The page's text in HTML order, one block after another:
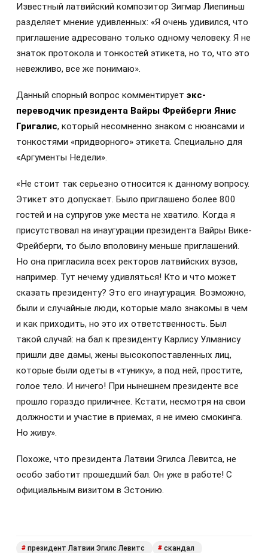
Известный латвийский композитор Зигмар Лиепиньш
разделяет мнение удивленных: «Я очень удивился, что
приглашение адресовано только одному человеку. Я не
знаток протокола и тонкостей этикета, но то, что это
невежливо, все же понимаю».
Данный спорный вопрос комментирует экс-
переводчик президента Вайры Фрейберги Янис
Григалис, который несомненно знаком с нюансами и
тонкостями «придворного» этикета. Специально для
«Аргументы Недели».
«Не стоит так серьезно относится к данному вопросу.
Этикет это допускает. Было приглашено более 800
гостей и на супругов уже места не хватило. Когда я
присутствовал на инаугурации президента Вайры Вике-
Фрейберги, то было вполовину меньше приглашений.
Но она пригласила всех ректоров латвийских вузов,
например. Тут нечему удивляться! Кто и что может
сказать президенту? Это его инаугурация. Возможно,
были и случайные люди, которые мало знакомы в чем
и как приходить, но это их ответственность. Был
такой случай: на бал к президенту Карлису Улманису
пришли две дамы, жены высокопоставленных лиц,
которые были одеты в «тунику», а под ней, простите,
голое тело. И ничего! При нынешнем президенте все
прошло гораздо приличнее. Кстати, несмотря на свои
должности и участие в приемах, я не имею смокинга.
Но живу».
Похоже, что президента Латвии Эгилса Левитса, не
особо заботит прошедший бал. Он уже в работе! С
официальным визитом в Эстонию.
# президент Латвии Эгилс Левитс # скандал